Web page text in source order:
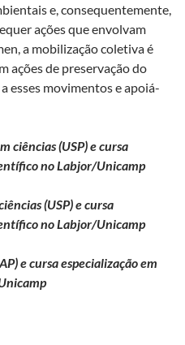
e, consequentemente,
ações que envolvam
a mobilização coletiva é
ações de preservação do
esses movimentos e apoiá-
ciências (USP) e cursa
no Labjor/Unicamp
(USP) e cursa
no Labjor/Unicamp
e cursa especialização em